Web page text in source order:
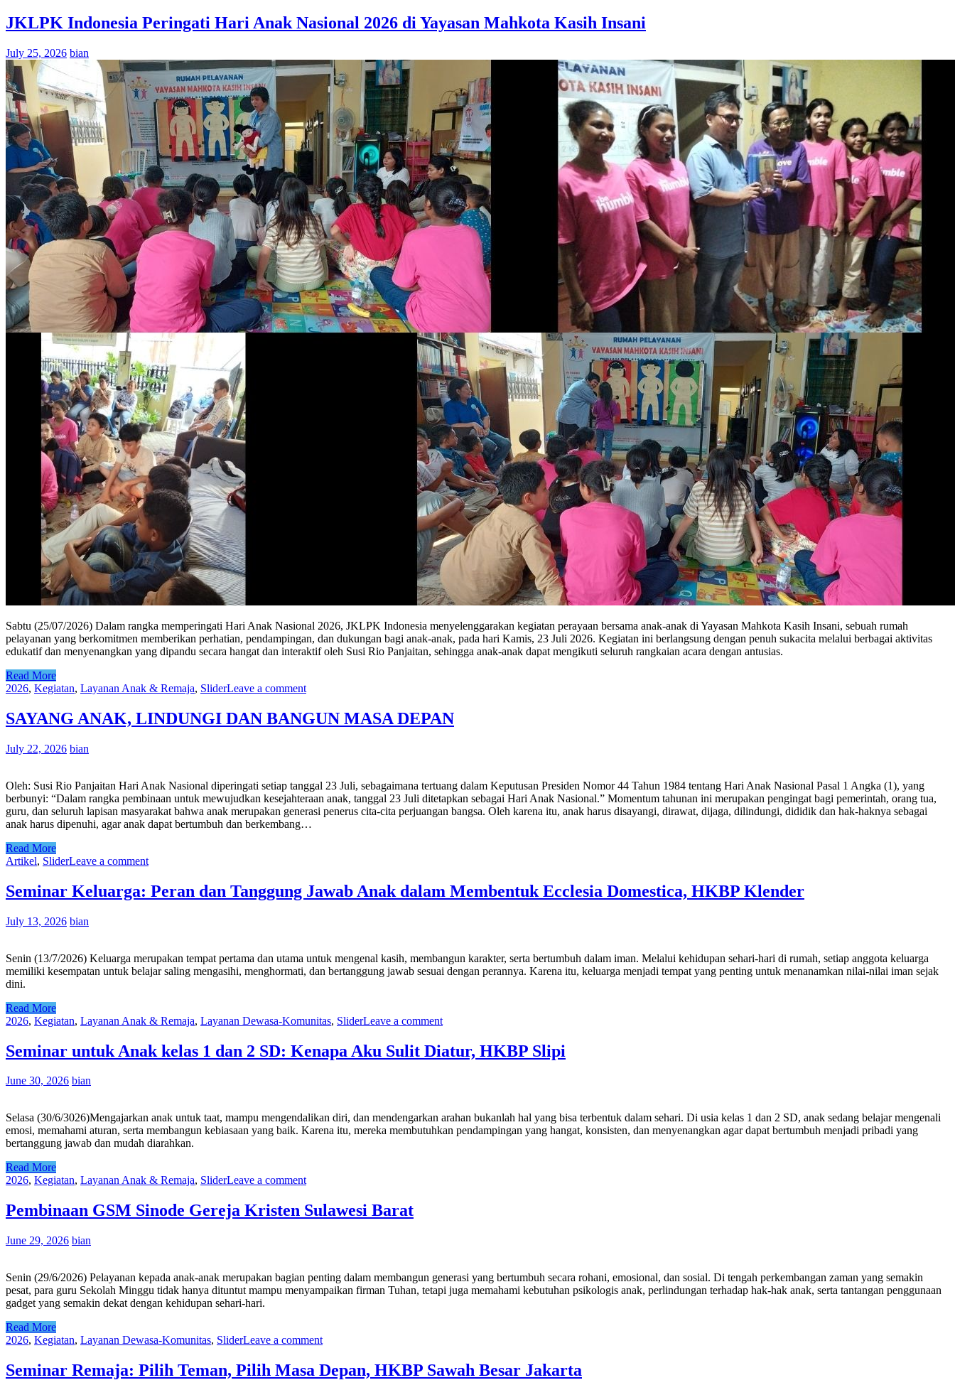
JKLPK Indonesia Peringati Hari Anak Nasional 2026 di Yayasan Mahkota Kasih Insani
July 25, 2026 bian
Sabtu (25/07/2026) Dalam rangka memperingati Hari Anak Nasional 2026, JKLPK Indonesia menyelenggarakan kegiatan perayaan bersama anak-anak di Yayasan Mahkota Kasih Insani, sebuah rumah
pelayanan yang berkomitmen memberikan perhatian, pendampingan, dan dukungan bagi anak-anak, pada hari Kamis, 23 Juli 2026. Kegiatan ini berlangsung dengan penuh sukacita melalui berbagai aktivitas
edukatif dan menyenangkan yang dipandu secara hangat dan interaktif oleh Susi Rio Panjaitan, sehingga anak-anak dapat mengikuti seluruh rangkaian acara dengan antusias.
Read More
2026, Kegiatan, Layanan Anak & Remaja, SliderLeave a comment
SAYANG ANAK, LINDUNGI DAN BANGUN MASA DEPAN
July 22, 2026 bian
Oleh: Susi Rio Panjaitan Hari Anak Nasional diperingati setiap tanggal 23 Juli, sebagaimana tertuang dalam Keputusan Presiden Nomor 44 Tahun 1984 tentang Hari Anak Nasional Pasal 1 Angka (1), yang
berbunyi: “Dalam rangka pembinaan untuk mewujudkan kesejahteraan anak, tanggal 23 Juli ditetapkan sebagai Hari Anak Nasional.” Momentum tahunan ini merupakan pengingat bagi pemerintah, orang tua,
guru, dan seluruh lapisan masyarakat bahwa anak merupakan generasi penerus cita-cita perjuangan bangsa. Oleh karena itu, anak harus disayangi, dirawat, dijaga, dilindungi, dididik dan hak-haknya sebagai
anak harus dipenuhi, agar anak dapat bertumbuh dan berkembang…
Read More
Artikel, SliderLeave a comment
Seminar Keluarga: Peran dan Tanggung Jawab Anak dalam Membentuk Ecclesia Domestica, HKBP Klender
July 13, 2026 bian
Senin (13/7/2026) Keluarga merupakan tempat pertama dan utama untuk mengenal kasih, membangun karakter, serta bertumbuh dalam iman. Melalui kehidupan sehari-hari di rumah, setiap anggota keluarga
memiliki kesempatan untuk belajar saling mengasihi, menghormati, dan bertanggung jawab sesuai dengan perannya. Karena itu, keluarga menjadi tempat yang penting untuk menanamkan nilai-nilai iman sejak
dini.
Read More
2026, Kegiatan, Layanan Anak & Remaja, Layanan Dewasa-Komunitas, SliderLeave a comment
Seminar untuk Anak kelas 1 dan 2 SD: Kenapa Aku Sulit Diatur, HKBP Slipi
June 30, 2026 bian
Selasa (30/6/3026)Mengajarkan anak untuk taat, mampu mengendalikan diri, dan mendengarkan arahan bukanlah hal yang bisa terbentuk dalam sehari. Di usia kelas 1 dan 2 SD, anak sedang belajar mengenali
emosi, memahami aturan, serta membangun kebiasaan yang baik. Karena itu, mereka membutuhkan pendampingan yang hangat, konsisten, dan menyenangkan agar dapat bertumbuh menjadi pribadi yang
bertanggung jawab dan mudah diarahkan.
Read More
2026, Kegiatan, Layanan Anak & Remaja, SliderLeave a comment
Pembinaan GSM Sinode Gereja Kristen Sulawesi Barat
June 29, 2026 bian
Senin (29/6/2026) Pelayanan kepada anak-anak merupakan bagian penting dalam membangun generasi yang bertumbuh secara rohani, emosional, dan sosial. Di tengah perkembangan zaman yang semakin
pesat, para guru Sekolah Minggu tidak hanya dituntut mampu menyampaikan firman Tuhan, tetapi juga memahami kebutuhan psikologis anak, perlindungan terhadap hak-hak anak, serta tantangan penggunaan
gadget yang semakin dekat dengan kehidupan sehari-hari.
Read More
2026, Kegiatan, Layanan Dewasa-Komunitas, SliderLeave a comment
Seminar Remaja: Pilih Teman, Pilih Masa Depan, HKBP Sawah Besar Jakarta